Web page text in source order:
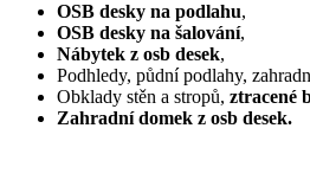
OSB desky na podlahu,
OSB desky na šalování,
Nábytek z osb desek,
Podhledy, půdní podlahy,
Obklady stěn a stropů, ztracené
Zahradní domek z osb desek.